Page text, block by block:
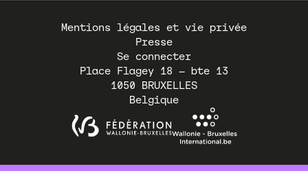
Pied
Mentions légales et vie privée
Presse
Se connecter
Place Flagey 18 – bte 13
1050
BRUXELLES
Belgique